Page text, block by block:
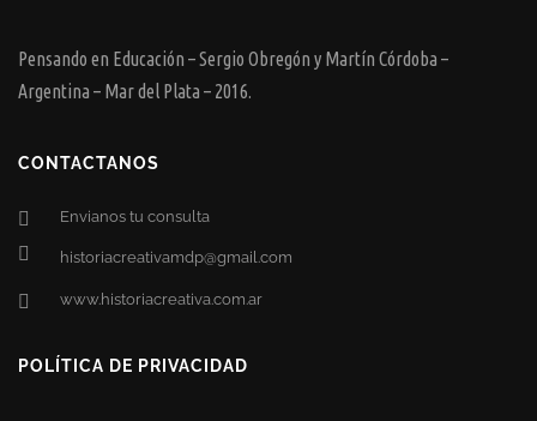
Pensando en Educación – Sergio Obregón y Martín Córdoba –
Argentina – Mar del Plata – 2016.
CONTACTANOS
Envianos tu consulta
historiacreativamdp@gmail.com
www.historiacreativa.com.ar
POLÍTICA DE PRIVACIDAD